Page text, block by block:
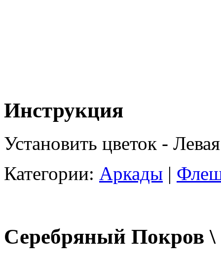
Инструкция
Установить цветок -
Категории: Аркады |
Серебряный Покров